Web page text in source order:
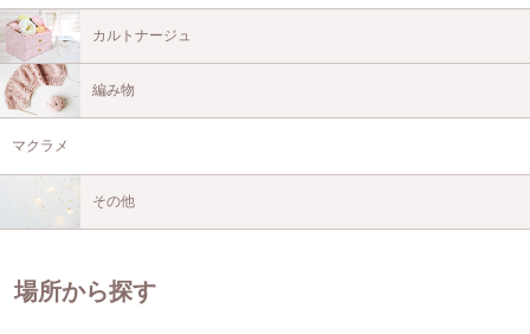
カルトナージュ
編み物
マクラメ
その他
場所から探す